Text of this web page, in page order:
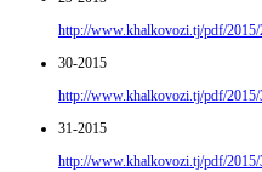
http://www.khalkovozi.tj/pdf/
30-2015
http://www.khalkovozi.tj/pdf/
31-2015
http://www.khalkovozi.tj/pdf/